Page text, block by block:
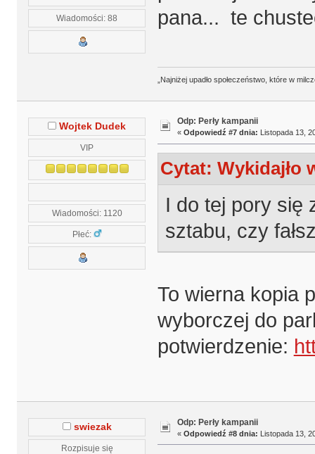
Wiadomości: 88
pana... te
„Najniżej upadło społeczeństwo, które w
Wojtek Dudek
VIP
Wiadomości: 1120
Płeć:
Odp: Perły kampanii
« Odpowiedź #7 dnia: Listopada 13,
Cytat: Wykidajło
I do tej pory się
sztabu, czy
To wierna kopia
wyborczej do
potwierdzenie:
swiezak
Rozpisuje się
Odp: Perły kampanii
« Odpowiedź #8 dnia: Listopada 13,